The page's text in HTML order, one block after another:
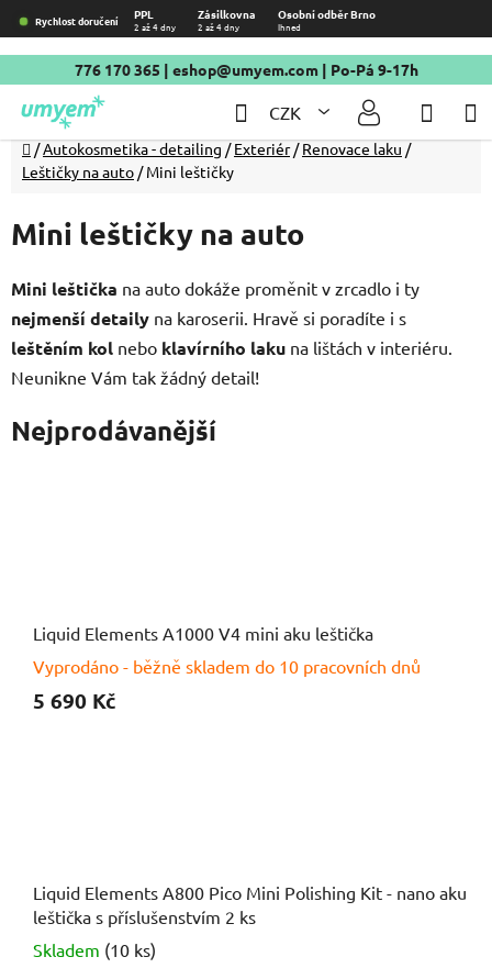
Přejít
na
obsah
Rychlost doručení PPL Zásilkovna Osobní odběr Brno
2 až 4 dny 2 až 4 dny Ihned
776 170 365 | eshop@umyem.com| Po-Pá 9-17h
CZK
Hledat
Domů
/Autokosmetika - detailing / Exteriér / Renovace laku /
Leštičky na auto / Mini leštičky
Mini leštičky na auto
Mini leštička na auto dokáže proměnit v zrcadlo i ty
nejmenší detaily na karoserii. Hravě si poradíte i s
leštěním kol nebo klavírního laku na lištách v interiéru.
Neunikne Vám tak žádný detail!
Nejprodávanější
Liquid Elements A1000 V4 mini aku leštička
Vyprodáno - běžně skladem do 10 pracovních dnů
5 690 Kč
Liquid Elements A800 Pico Mini Polishing Kit - nano aku
leštička s příslušenstvím 2 ks
Skladem (10 ks)